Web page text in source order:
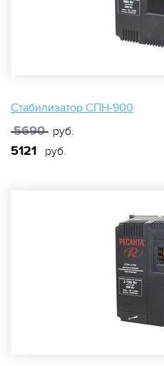
Стабилизатор СПН-900
5690 руб.
5121 руб.